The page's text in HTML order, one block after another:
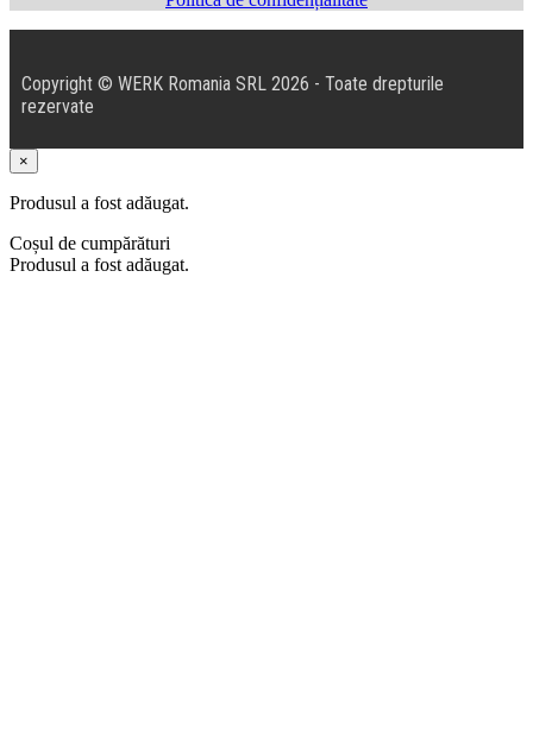
Copyright © WERK Romania SRL 2026 - Toate drepturile
rezervate
×
Produsul a fost adăugat.
Coșul de cumpărături
Produsul a fost adăugat.